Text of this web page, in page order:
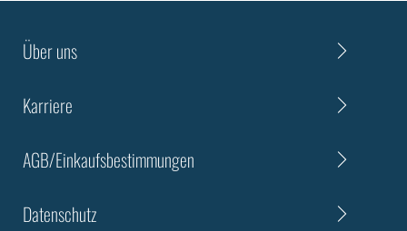
Über uns
Karriere
AGB/Einkaufsbestimmungen
Datenschutz